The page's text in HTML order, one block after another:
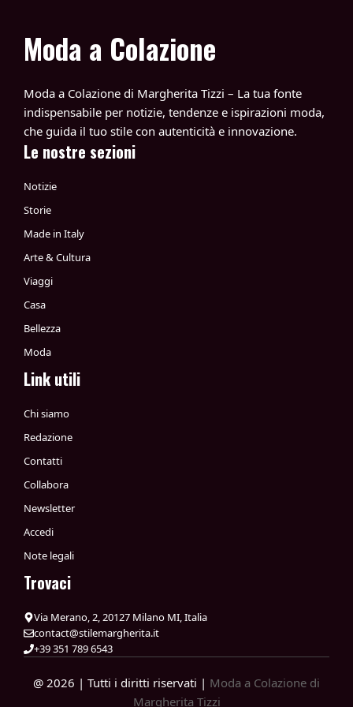
Moda a Colazione
Moda a Colazione di Margherita Tizzi – La tua fonte
indispensabile per notizie, tendenze e ispirazioni moda,
che guida il tuo stile con autenticità e innovazione.
Le nostre sezioni
Notizie
Storie
Made in Italy
Arte & Cultura
Viaggi
Casa
Bellezza
Moda
Link utili
Chi siamo
Redazione
Contatti
Collabora
Newsletter
Accedi
Note legali
Trovaci
Via Merano, 2, 20127 Milano MI, Italia
contact@stilemargherita.it
+39 351 789 6543
@ 2026 | Tutti i diritti riservati | Moda a Colazione di
Margherita Tizzi